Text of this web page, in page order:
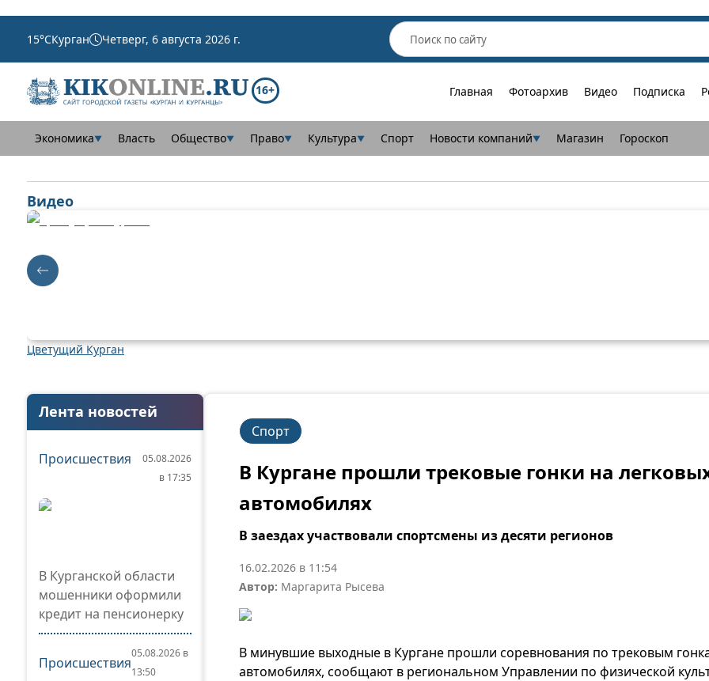
15°CКурган Четверг, 6 августа 2026 г.
16+ Главная Фотоархив Видео Подписка
Экономика▼ Власть Общество▼ Право▼ Культура▼ Спорт Новости компаний▼ Магазин Гороскоп
Видео
Цветущий Курган
Лента новостей
Происшествия
05.08.2026
в 17:35
В Курганской области
мошенники оформили
кредит на пенсионерку
Происшествия
05.08.2026 в
13:50
Спорт
В Кургане прошли трековые гонки на
автомобилях
В заездах участвовали спортсмены из десяти регионов
16.02.2026 в 11:54
Автор: Маргарита Рысева
В минувшие выходные в Кургане прошли соревнования по трековым
автомобилях, сообщают в региональном Управлении по физической